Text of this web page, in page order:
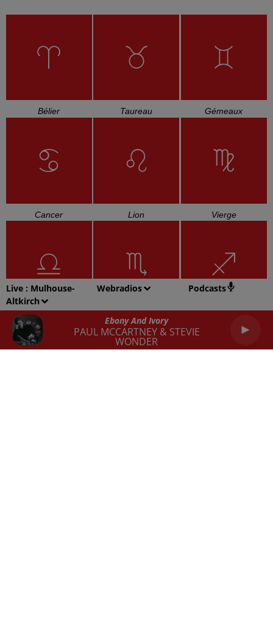
Live : Mulhouse-
Altkirch
Webradios Podcasts
Ebony And Ivory
PAUL MCCARTNEY & STEVIE
WONDER
Bélier Taureau Gémeaux
Cancer Lion Vierge
Balance Scorpion